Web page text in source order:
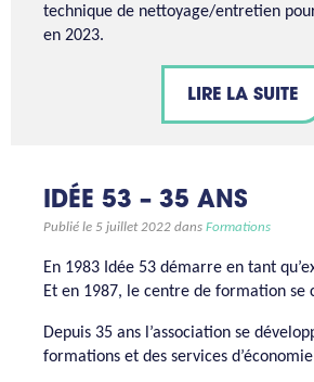
technique de nettoyage/entretien
en 2023.
LIRE LA SUITE
IDÉE 53 – 35 ANS
Publié le 5 juillet 2022 dans Formations
En 1983 Idée 53 démarre en tant
Et en 1987, le centre de formation se
Depuis 35 ans l’association se
formations et des services